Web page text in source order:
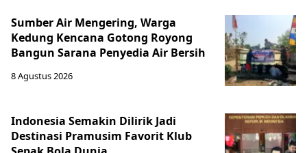
Sumber Air Mengering, Warga
Kedung Kencana Gotong Royong
Bangun Sarana Penyedia Air Bersih
8 Agustus 2026
Indonesia Semakin Dilirik Jadi
Destinasi Pramusim Favorit Klub